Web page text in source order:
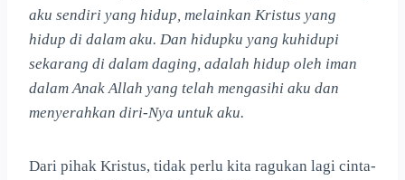
aku sendiri yang hidup, melainkan Kristus yang
hidup di dalam aku. Dan hidupku yang kuhidupi
sekarang di dalam daging, adalah hidup oleh iman
dalam Anak Allah yang telah mengasihi aku dan
menyerahkan diri-Nya untuk aku.
Dari pihak Kristus, tidak perlu kita ragukan lagi cinta-